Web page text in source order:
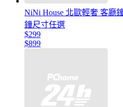
NiNi House 北歐輕奢 客廳
鐘尺寸任選
$299
$899